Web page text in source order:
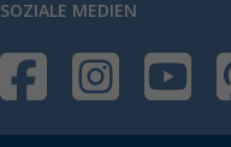
SOZIALE MEDIEN